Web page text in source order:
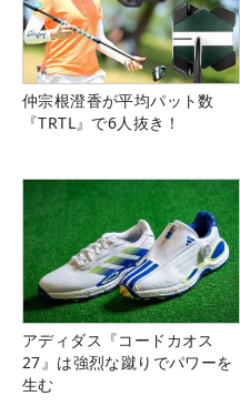
仲宗根澄香が平均パット数
『TRTL』で6人抜き！
アディダス『コードカオス
27』は強烈な蹴りでパワーを
生む